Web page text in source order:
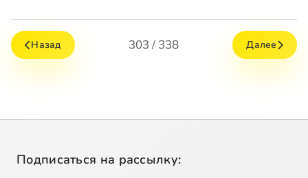
Назад 303 / 338 Далее
Подписаться на рассылку: